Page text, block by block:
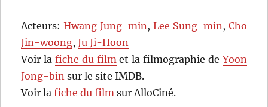
Acteurs:Hwang Jung-min, Lee Sung-min, Cho
Jin-woong,Ju Ji-Hoon
Voir la fiche du filmet la filmographie deYoon
Jong-bin sur le site IMDB.
Voir lafiche du film sur AlloCiné.